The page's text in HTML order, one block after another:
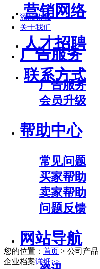
添加收藏
关于我们
广告服务
广告服务
会员升级
帮助中心
常见问题
买家帮助
卖家帮助
问题反馈
网站导航
营销网络
人才招聘
联系方式
您的位置： 首页 > 公司产品
企业档案详细>>